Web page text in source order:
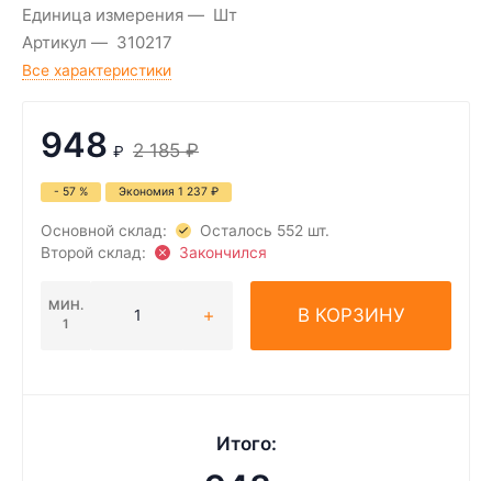
Единица измерения
Шт
Артикул
310217
Все характеристики
948 ₽ 2 185 ₽
- 57 % Экономия 1 237 ₽
Основной склад:
Осталось 552 шт.
Второй склад:
Закончился
МИН.
1
В КОРЗИНУ
Итого: